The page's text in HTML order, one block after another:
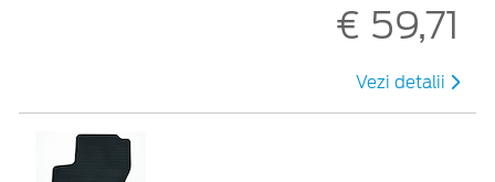
€ 59,71
Vezi detalii